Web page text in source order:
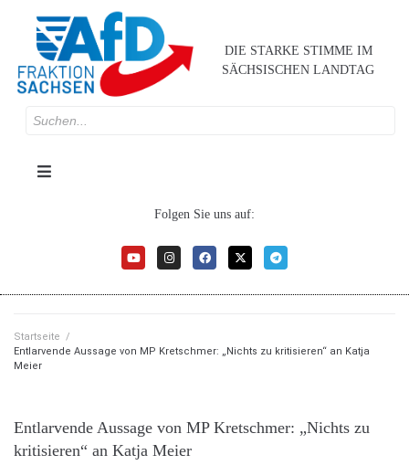
DIE STARKE STIMME IM
SÄCHSISCHEN LANDTAG
Folgen Sie uns auf:
Startseite /
Entlarvende Aussage von MP Kretschmer: „Nichts zu kritisieren“ an Katja
Meier
Entlarvende Aussage von MP Kretschmer: „Nichts zu
kritisieren“ an Katja Meier